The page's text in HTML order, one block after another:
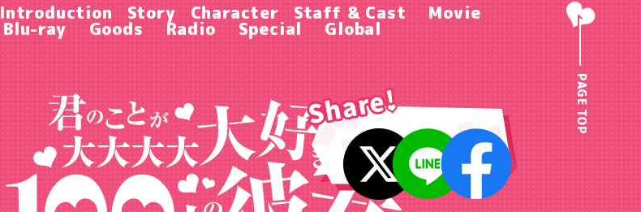
Introduction Story Character Staff & Cast Movie
Blu-ray Goods Radio Special Global
PAGE TOP